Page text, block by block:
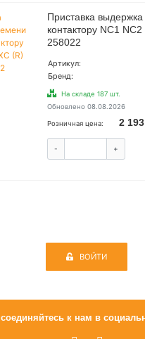
Приставка
контактору NC1
258022
Артикул:
Бренд:
На складе 187 шт.
Обновлено 08.08.2026
Розничная цена: 2 193
- +
ВОЙТИ
к нам в